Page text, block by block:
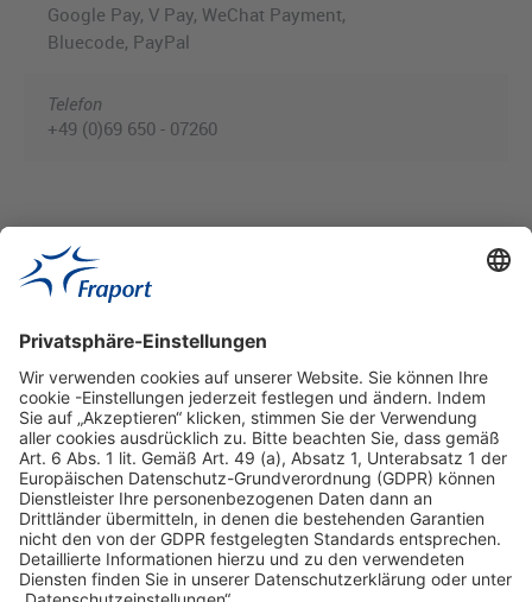
Google Pay, V Pay, WeChat Payment,
Bluecode, PayPal
Telefon
+49 (0)69 650 - 07260
Hilfreiche Links
Online einkaufen & buchen
Über uns